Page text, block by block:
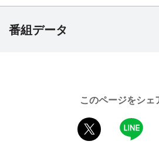
が印象的な彼女がグアムのビ
っとHな大胆水着姿を見せてく
経をいかしゴルフで初コース
ぎ！ドレスアップして出かけ
シアターでは本格的なラスベ
ィナーとともに楽しんだ。10
れたセクシーな着物姿に、釘
番組データ
秋山莉奈【IN グアム】このページをシェ
twitter